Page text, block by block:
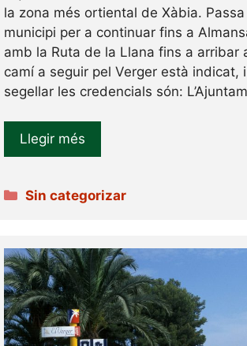
la zona més ortiental de Xàbia.
municipi per a continuar fins a
amb la Ruta de la Llana fins a arribar
camí a seguir pel Verger està indicat,
segellar les credencials són:
Llegir més
Categories
Sin categorizar